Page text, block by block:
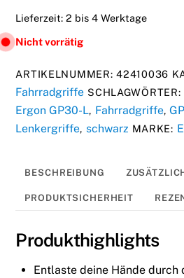
Lieferzeit:2 bis 4 Werktage
Nicht vorrätig
ARTIKELNUMMER:42410036
Fahrradgriffe SCHLAGWÖRTER:
Ergon GP30-L, Fahrradgriffe,
Lenkergriffe, schwarz MARKE:
BESCHREIBUNG
PRODUKTSICHERHEIT
Produkthighlights
Entlaste deine Hände durch